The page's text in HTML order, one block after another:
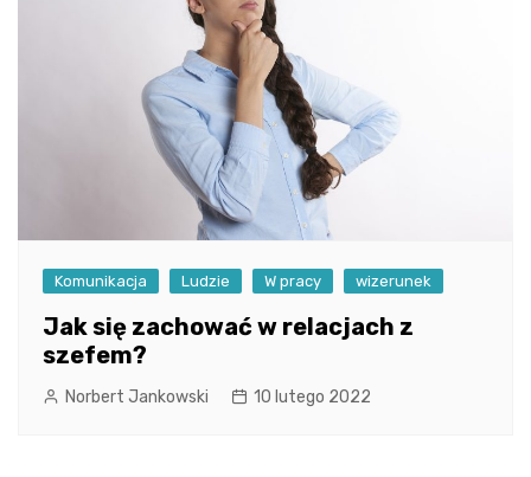
Komunikacja Ludzie W pracy wizerunek
Jak się zachować w relacjach z
szefem?
Norbert Jankowski 10 lutego 2022